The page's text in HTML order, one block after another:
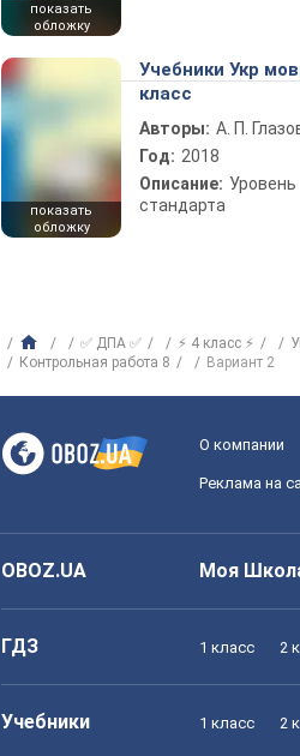
показать
обложку
показать
обложку
Учебники Укр
класс
Авторы: А. П.
Год: 2018
Описание: Уровень
стандарта
✅ ДПА ✅ ⚡ 4 класс ⚡
Контрольная работа 8
Вариант 2
О компании
Реклама на
OBOZ.UA Моя
ГДЗ 1 класс 2
Учебники 1 класс 2